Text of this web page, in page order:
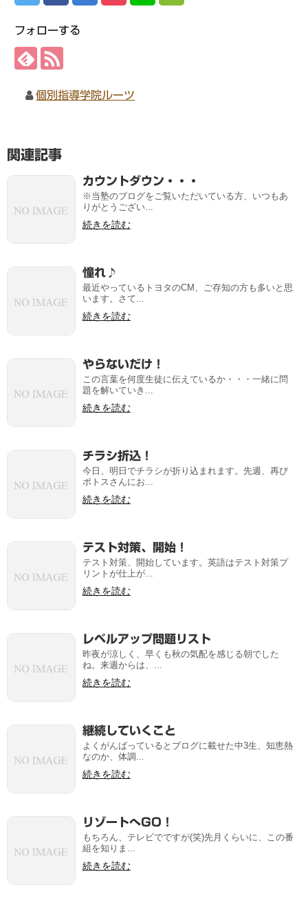
フォローする
個別指導学院ルーツ
関連記事
カウントダウン・・・
※当塾のブログをご覧いただいている方、いつもあ
りがとうござい...
続きを読む
憧れ♪
最近やっているトヨタのCM、ご存知の方も多いと思
います。さて...
続きを読む
やらないだけ！
この言葉を何度生徒に伝えているか・・・一緒に問
題を解いていき...
続きを読む
チラシ折込！
今日、明日でチラシが折り込まれます。先週、再び
ポトスさんにお...
続きを読む
テスト対策、開始！
テスト対策、開始しています。英語はテスト対策プ
リントが仕上が...
続きを読む
レベルアップ問題リスト
昨夜が涼しく、早くも秋の気配を感じる朝でした
ね。来週からは、...
続きを読む
継続していくこと
よくがんばっているとブログに載せた中3生、知恵熱
なのか、体調...
続きを読む
リゾートへGO！
もちろん、テレビでですが(笑)先月くらいに、この番
組を知りま...
続きを読む